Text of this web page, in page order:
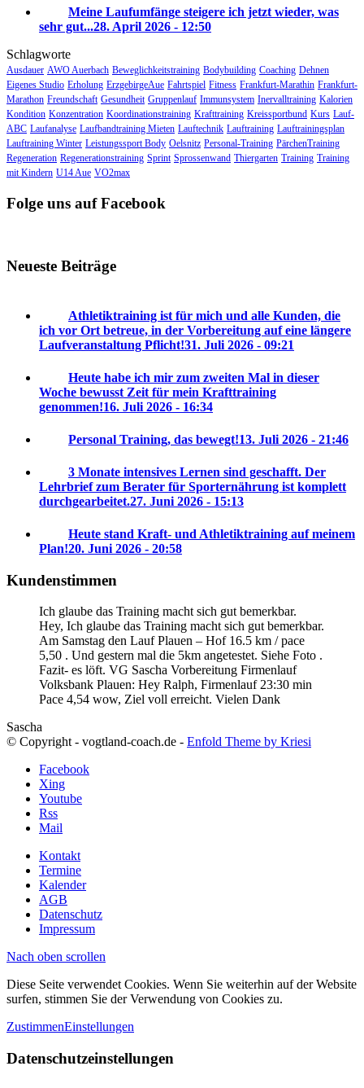
Meine Laufumfänge steigere ich jetzt wieder, was
sehr gut...28. April 2026 - 12:50
Schlagworte
Ausdauer AWO Auerbach Beweglichkeitstraining Bodybuilding Coaching Dehnen
Eigenes Studio Erholung ErzgebirgeAue Fahrtspiel Fitness Frankfurt-Marathin Frankfurt-
Marathon Freundschaft Gesundheit Gruppenlauf Immunsystem Inervalltraining Kalorien
Kondition Konzentration Koordinationstraining Krafttraining Kreissportbund Kurs Lauf-
ABC Laufanalyse Laufbandtraining Mieten Lauftechnik Lauftraining Lauftrainingsplan
Lauftraining Winter Leistungssport Body Oelsnitz Personal-Training PärchenTraining
Regeneration Regenerationstraining Sprint Sprossenwand Thiergarten Training Training
mit Kindern U14 Aue VO2max
Folge uns auf Facebook
Neueste Beiträge
Athletiktraining ist für mich und alle Kunden, die
ich vor Ort betreue, in der Vorbereitung auf eine längere
Laufveranstaltung Pflicht!31. Juli 2026 - 09:21
Heute habe ich mir zum zweiten Mal in dieser
Woche bewusst Zeit für mein Krafttraining
genommen!16. Juli 2026 - 16:34
Personal Training, das bewegt!13. Juli 2026 - 21:46
3 Monate intensives Lernen sind geschafft. Der
Lehrbrief zum Berater für Sporternährung ist komplett
durchgearbeitet.27. Juni 2026 - 15:13
Heute stand Kraft- und Athletiktraining auf meinem
Plan!20. Juni 2026 - 20:58
Kundenstimmen
Ich glaube das Training macht sich gut bemerkbar.
Hey, Ich glaube das Training macht sich gut bemerkbar.
Am Samstag den Lauf Plauen – Hof 16.5 km / pace
5,50 . Und gestern mal die 5km angetestet. Siehe Foto .
Fazit- es löft. VG Sascha Vorbereitung Firmenlauf
Volksbank Plauen: Hey Ralph, Firmenlauf 23:30 min
Pace 4,54 wow, Ziel voll erreicht. Vielen Dank
Sascha
© Copyright - vogtland-coach.de - Enfold Theme by Kriesi
Facebook
Xing
Youtube
Rss
Mail
Kontakt
Termine
Kalender
AGB
Datenschutz
Impressum
Nach oben scrollen
Diese Seite verwendet Cookies. Wenn Sie weiterhin auf der Website
surfen, stimmen Sie der Verwendung von Cookies zu.
ZustimmenEinstellungen
Datenschutzeinstellungen